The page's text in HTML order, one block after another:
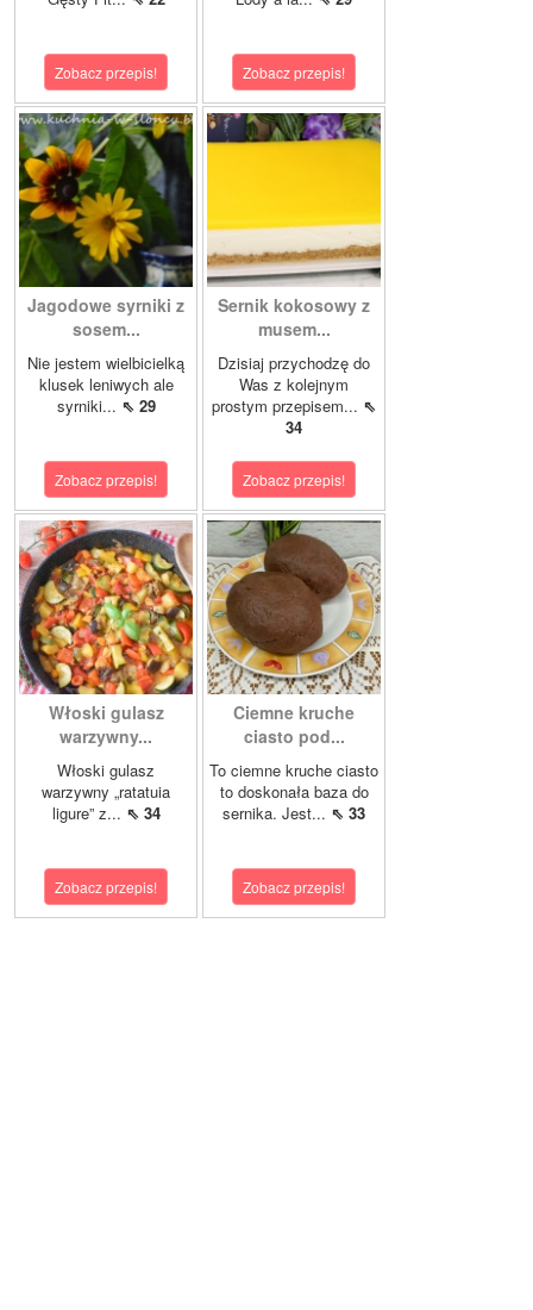
Zobacz przepis! Zobacz przepis!
Jagodowe syrniki z
sosem...
Nie jestem wielbicielką
klusek leniwych ale
syrniki... ⇖ 29
Zobacz przepis!
Sernik kokosowy z
musem...
Dzisiaj przychodzę do
Was z kolejnym
prostym przepisem... ⇖
34
Zobacz przepis!
Włoski gulasz
warzywny...
Włoski gulasz
warzywny „ratatuia
ligure” z... ⇖ 34
Zobacz przepis!
Ciemne kruche
ciasto pod...
To ciemne kruche ciasto
to doskonała baza do
sernika. Jest... ⇖ 33
Zobacz przepis!